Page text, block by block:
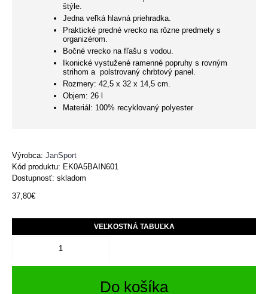
štýle.
Jedna veľká hlavná priehradka.
Praktické predné vrecko na rôzne predmety s
organizérom.
Bočné vrecko na fľašu s vodou.
Ikonické vystužené ramenné popruhy s rovným
strihom a polstrovaný chrbtový panel.
Rozmery: 42,5 x 32 x 14,5 cm.
Objem: 26 l
Materiál: 100% recyklovaný polyester
Výrobca: JanSport
Kód produktu: EK0A5BAIN601
Dostupnosť: skladom
37,80€
VEĽKOSTNÁ TABUĽKA
Do košíka